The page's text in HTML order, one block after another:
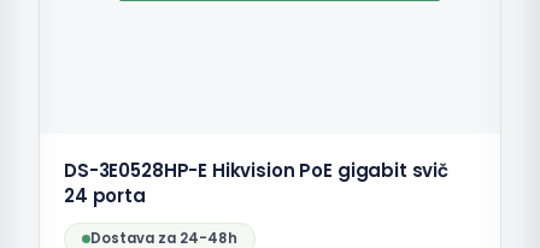
DS-3E0528HP-E Hikvision PoE gigabit svič
24 porta
Dostava za 24-48h